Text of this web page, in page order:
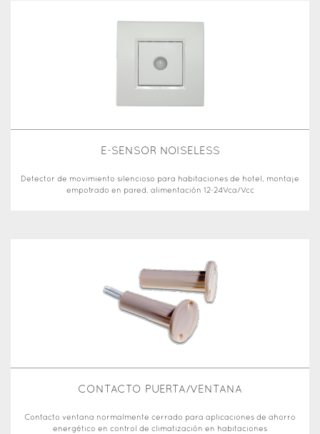
E-SENSOR NOISELESS
Detector de movimiento silencioso para habitaciones de hotel, montaje
empotrado en pared, alimentación 12-24Vca/Vcc
CONTACTO PUERTA/VENTANA
Contacto ventana normalmente cerrado para aplicaciones de ahorro
energético en control de climatización en habitaciones